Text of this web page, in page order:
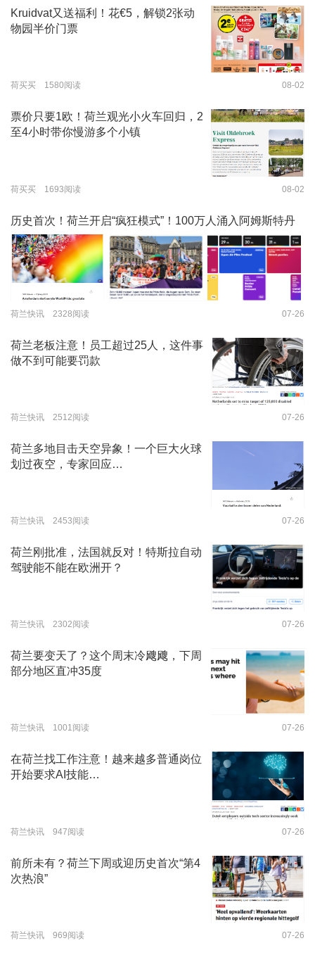
Kruidvat又送福利！花€5，解锁2张动
物园半价门票
荷买买 1580阅读 08-02
票价只要1欧！荷兰观光小火车回归，2
至4小时带你慢游多个小镇
荷买买 1693阅读 08-02
历史首次！荷兰开启“疯狂模式”！100万人涌入阿姆斯特丹
荷兰快讯 2328阅读 07-26
荷兰老板注意！员工超过25人，这件事
做不到可能要罚款
荷兰快讯 2512阅读 07-26
荷兰多地目击天空异象！一个巨大火球
划过夜空，专家回应…
荷兰快讯 2453阅读 07-26
荷兰刚批准，法国就反对！特斯拉自动
驾驶能不能在欧洲开？
荷兰快讯 2302阅读 07-26
荷兰要变天了？这个周末冷飕飕，下周
部分地区直冲35度
荷兰快讯 1001阅读 07-26
在荷兰找工作注意！越来越多普通岗位
开始要求AI技能…
荷兰快讯 947阅读 07-26
前所未有？荷兰下周或迎历史首次“第4
次热浪”
荷兰快讯 969阅读 07-26